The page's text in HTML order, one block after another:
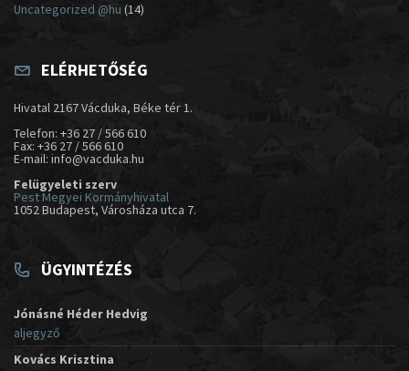
Uncategorized @hu (14)
ELÉRHETŐSÉG
Hivatal 2167 Vácduka, Béke tér 1.
Telefon: +36 27 / 566 610
Fax: +36 27 / 566 610
E-mail: info@vacduka.hu
Felügyeleti szerv
Pest Megyei Kormányhivatal
1052 Budapest, Városháza utca 7.
ÜGYINTÉZÉS
Jónásné Héder Hedvig
aljegyző
Kovács Krisztina